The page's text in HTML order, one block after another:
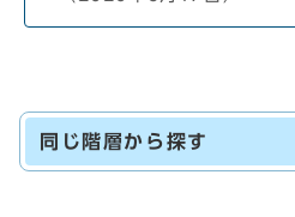
同じ階層から探す